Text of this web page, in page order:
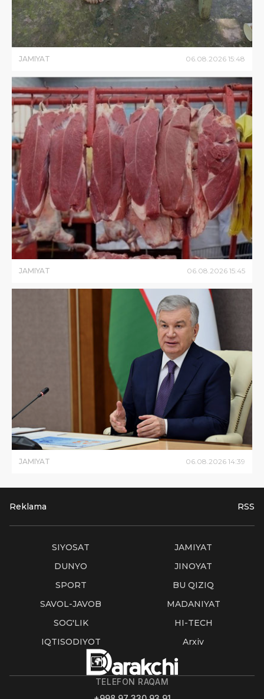
JAMIYAT 06.08.2026 15:48
JAMIYAT 06.08.2026 15:45
JAMIYAT 06 08 2026 14:39
Reklama RSS
SIYOSAT
JAMIYAT
DUNYO
JINOYAT
SPORT
BU QIZIQ
SAVOL-JAVOB
MADANIYAT
SOG'LIK
HI-TECH
IQTISODIYOT
Arxiv
TELEFON RAQAM